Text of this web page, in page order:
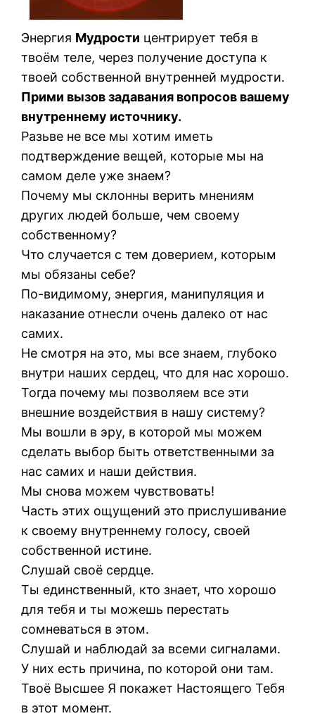
Энергия Мудрости центрирует тебя в
твоём теле, через получение доступа к
твоей собственной внутренней мудрости.
Прими вызов задавания вопросов вашему
внутреннему источнику.
Разьве не все мы хотим иметь
подтверждение вещей, которые мы на
самом деле уже знаем?
Почему мы склонны верить мнениям
других людей больше, чем своему
собственному?
Что случается с тем доверием, которым
мы обязаны себе?
По-видимому, энергия, манипуляция и
наказание отнесли очень далеко от нас
самих.
Не смотря на это, мы все знаем, глубоко
внутри наших сердец, что для нас хорошо.
Тогда почему мы позволяем все эти
внешние воздействия в нашу систему?
Мы вошли в эру, в которой мы можем
сделать выбор быть ответственными за
нас самих и наши действия.
Мы снова можем чувствовать!
Часть этих ощущений это прислушивание
к своему внутреннему голосу, своей
собственной истине.
Слушай своё сердце.
Ты единственный, кто знает, что хорошо
для тебя и ты можешь перестать
сомневаться в этом.
Слушай и наблюдай за всеми сигналами.
У них есть причина, по которой они там.
Твоё Высшее Я покажет Настоящего Тебя
в этот момент.